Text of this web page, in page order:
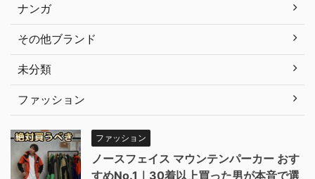
ナンガ
その他ブランド
未分類
ファッション
ファッション
ノースフェイス マウンテンパーカー おす
すめNo.1｜30着以上買った男が本音で選